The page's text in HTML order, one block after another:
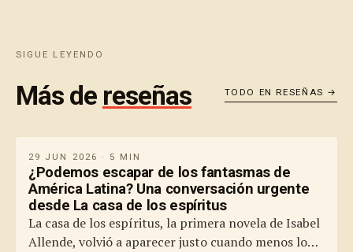
SIGUE LEYENDO
Más de reseñas TODO EN RESEÑAS →
29 JUN 2026 · 5 MIN
¿Podemos escapar de los fantasmas de
América Latina? Una conversación urgente
desde La casa de los espíritus
La casa de los espíritus, la primera novela de Isabel
Allende, volvió a aparecer justo cuando menos lo…